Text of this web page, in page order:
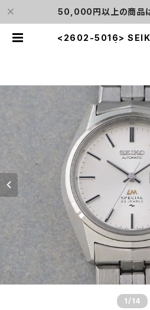
50,000円以上の商品
<2602-5016>
1 /14